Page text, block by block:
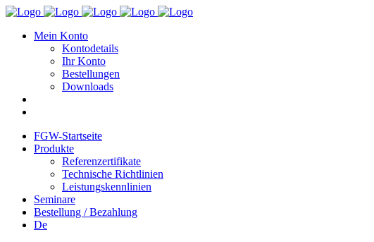
Mein Konto
Kontodetails
Ihr Konto
Bestellungen
Downloads
FGW-Startseite
Produkte
Referenzertifikate
Technische Richtlinien
Leistungskennlinien
Seminare
Bestellung / Bezahlung
De